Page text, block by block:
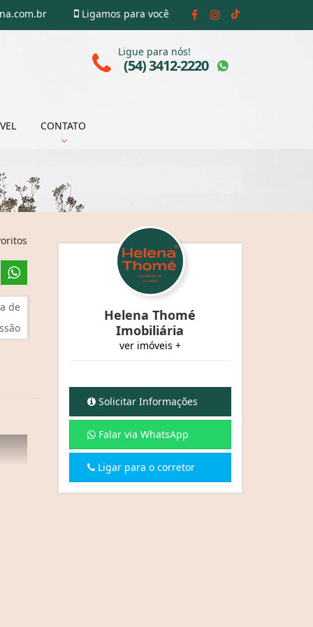
Ligamos para você
CONTATO
Ligue para nós!
(54) 3412-2220
de
Helena Thomé
Imobiliária
ver imóveis +
Solicitar Informações
Falar via WhatsApp
Ligar para o corretor